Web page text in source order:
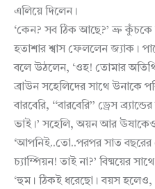
এলিয়ে দিলেন।
‘কেন? সব ঠিক আছে?’ ভ্রু কুঁচকে
হতাশার শ্বাস ফেললেন জ্যাক।
বলে উঠলেন, ‘ওহ! তোমার
ব্রাউন সহেলিদের সাথে উনাকে
বারবেরি, ‘‘বারবেরি’’ ড্রেস
ভাই।’ সহেলি, অয়ন আর
‘আপনিই..তো..পরপর সাত বছরের
চ্যাম্পিয়ন! তাই না?’ বিষ্ময়ের
‘হুম। ঠিকই ধরেছো। বয়স